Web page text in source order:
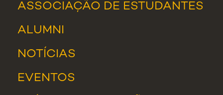
ASSOCIAÇÃO DE ESTUDANTES
ALUMNI
NOTÍCIAS
EVENTOS